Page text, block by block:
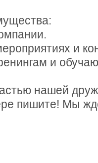
и
и
нашей
пишите! Мы